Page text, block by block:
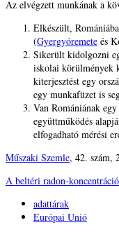
Az elvégzett munkának a
Elkészült,
(Gyergyóremete és
Sikerült kidolgozni
iskolai körülmények
kiterjesztést egy
egy munkafüzet is
Van Romániának
együttműködés
elfogadható mérési
Műszaki Szemle, 42. szám,
A beltéri radon-
adattárak
Európai Unió